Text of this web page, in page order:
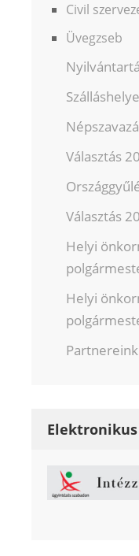
Civil
Üvegzseb
Választás
Választás
Helyi
Helyi
Partnereink